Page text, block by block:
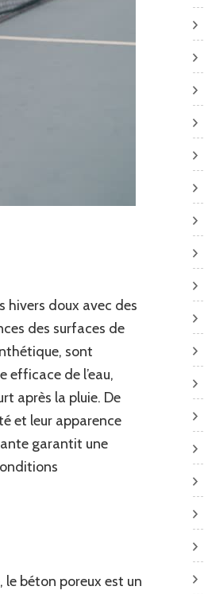
hivers doux avec des
des surfaces de
sont
de l’eau,
après la pluie. De
et leur apparence
garantit une
béton poreux est un